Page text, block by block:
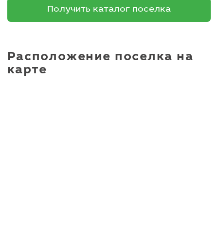
Получить каталог поселка
Расположение поселка на
карте